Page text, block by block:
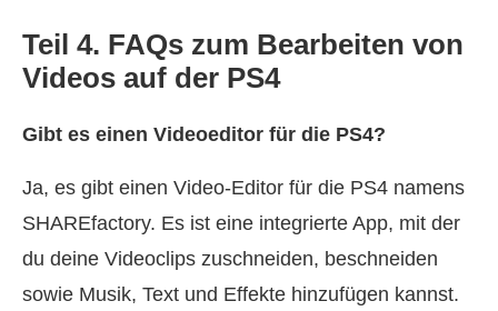
Teil 4. FAQs zum Bearbeiten von
Videos auf der PS4
Gibt es einen Videoeditor für die PS4?
Ja, es gibt einen Video-Editor für die PS4 namens
SHAREfactory. Es ist eine integrierte App, mit der
du deine Videoclips zuschneiden, beschneiden
sowie Musik, Text und Effekte hinzufügen kannst.